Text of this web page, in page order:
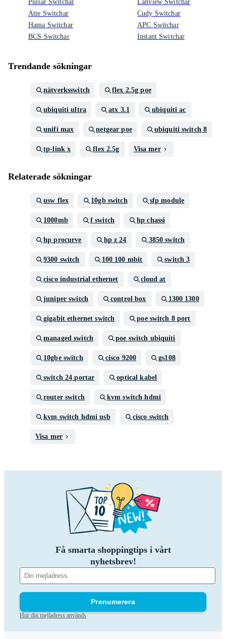
Pulsar Switchar
Atte Switchar
Hama Switchar
BCS Switchar
Lanview Switchar
Cudy Switchar
APC Switchar
Instant Switchar
Trendande sökningar
nätverksswitch flex 2.5g poe
ubiquiti ultra atx 3.1 ubiquiti ac
unifi max netgear poe ubiquiti switch 8
tp-link x flex 2.5g Visa mer
Relaterade sökningar
usw flex 10gb switch sfp module
1000mb f switch hp chassi
hp procurve hp z 24 3850 switch
9300 switch 100 100 mbit switch 3
cisco industrial ethernet cloud at
juniper switch control box 1300 1300
gigabit ethernet switch poe switch 8 port
managed switch poe switch ubiquiti
10gbe switch cisco 9200 gs108
switch 24 portar optical kabel
router switch kvm switch hdmi
kvm switch hdmi usb cisco switch
Visa mer
Få smarta shoppingtips i vårt
nyhetsbrev!
Prenumerera
Hur din mejladress används